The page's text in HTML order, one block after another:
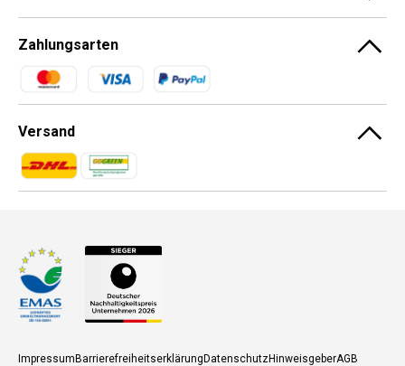
Zahlungsarten
Zahlungsmethoden
Versand
Zahlungsmethoden
Zahlungsmethoden
ImpressumBarrierefreiheitserklärungDatenschutzHinweisgeberAGB